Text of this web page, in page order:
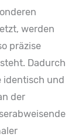
werden
präzise
Dadurch
identisch und
der